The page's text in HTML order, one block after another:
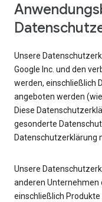
Unsere
Google Inc. und den
werden, einschließlich
angeboten werden
Diese
gesonderte
Datenschutzerklärung
Unsere
anderen Unternehmen
einschließlich Produkte